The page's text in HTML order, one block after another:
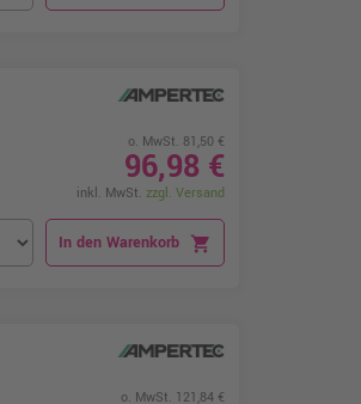
o. MwSt. 81,50 €
96,98 €
inkl. MwSt. zzgl. Versand
In den Warenkorb shopping_cart
o. MwSt. 121,84 €